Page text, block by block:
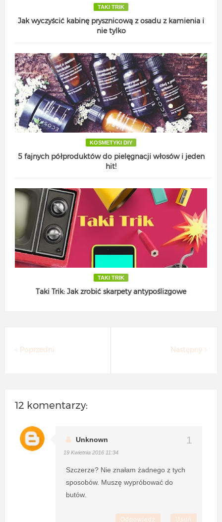
TAKI TRIK
Jak wyczyścić kabinę prysznicową z osadu z kamienia i
nie tylko
KOSMETYKI DIY
5 fajnych półproduktów do pielęgnacji włosów i jeden
hit!
TAKI TRIK
Taki Trik: Jak zrobić skarpety antypoślizgowe
Następny
Poprzedni
12 komentarzy:
Unknown
19 Kwietnia 2016 11:34
Szczerze? Nie znałam żadnego z tych
sposobów. Muszę wypróbować do
butów.
Odpowiedz Usuń